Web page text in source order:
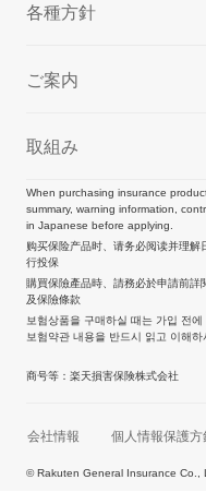
各種方針
ご案内
取組み
When purchasing insurance
summary, warning information,
in Japanese before applying.
购买保险产品时、请务必阅读并理
行投保
購買保險產品時、請務必於申請前
及保險條款
보험상품을 구매하실 때는 가입 전
보험약관 내용을 반드시 읽고 이해하
商号等：楽天損害保険株式会社
会社情報 個人情報保護方
© Rakuten General Insurance Co.,